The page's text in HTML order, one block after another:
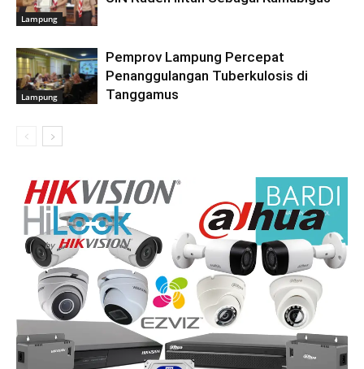
Lampung
Lampung
Pemprov Lampung Percepat
Penanggulangan Tuberkulosis di
Tanggamus